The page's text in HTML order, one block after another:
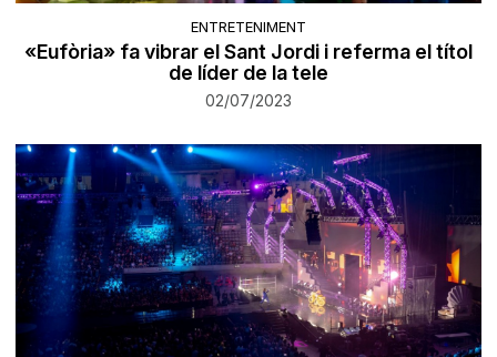
ENTRETENIMENT
«Eufòria» fa vibrar el Sant Jordi i referma el títol
de líder de la tele
02/07/2023